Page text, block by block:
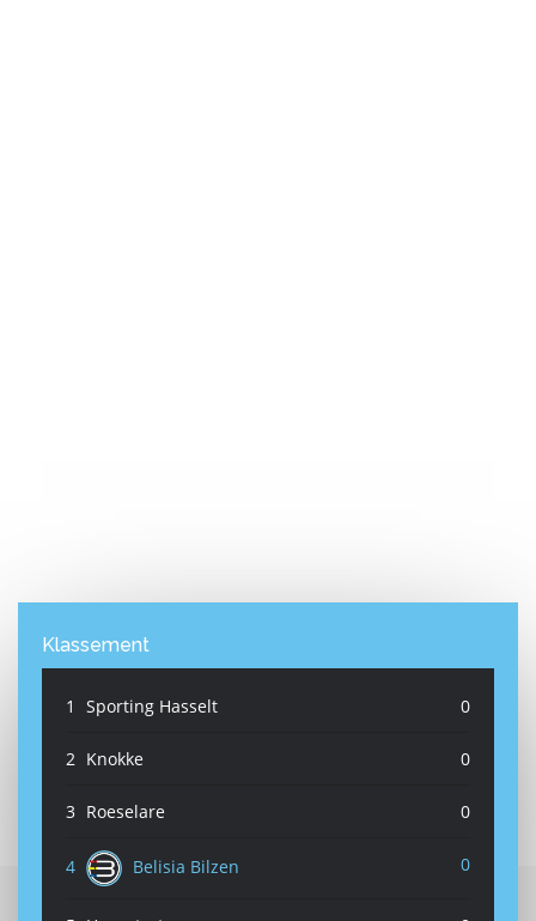
Klassement
1 Sporting Hasselt 0
2 Knokke 0
3 Roeselare 0
4 Belisia Bilzen 0